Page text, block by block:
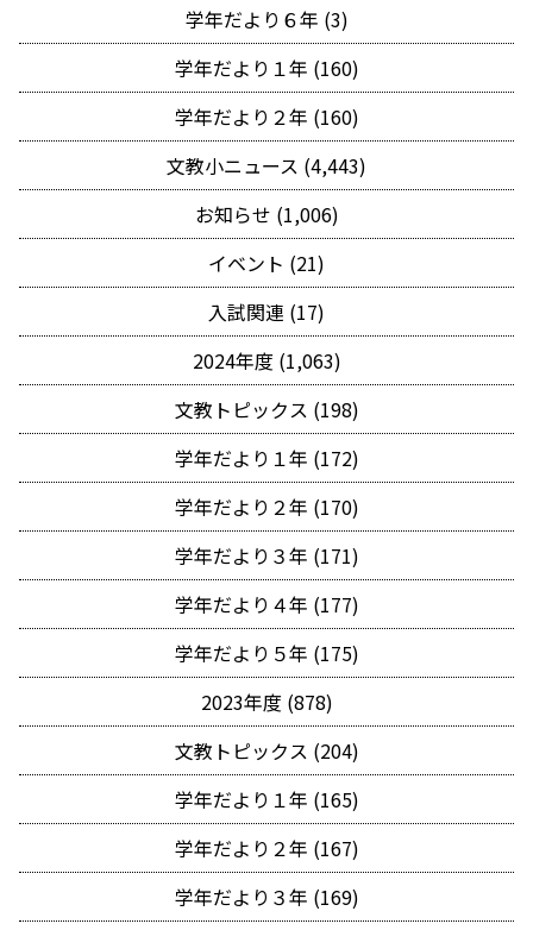
学年だより６年 (3)
学年だより１年 (160)
学年だより２年 (160)
文教小ニュース (4,443)
お知らせ (1,006)
イベント (21)
入試関連 (17)
2024年度 (1,063)
文教トピックス (198)
学年だより１年 (172)
学年だより２年 (170)
学年だより３年 (171)
学年だより４年 (177)
学年だより５年 (175)
2023年度 (878)
文教トピックス (204)
学年だより１年 (165)
学年だより２年 (167)
学年だより３年 (169)